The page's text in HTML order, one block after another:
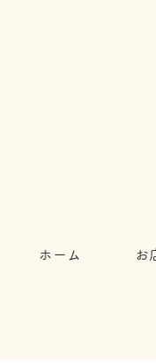
ホーム お